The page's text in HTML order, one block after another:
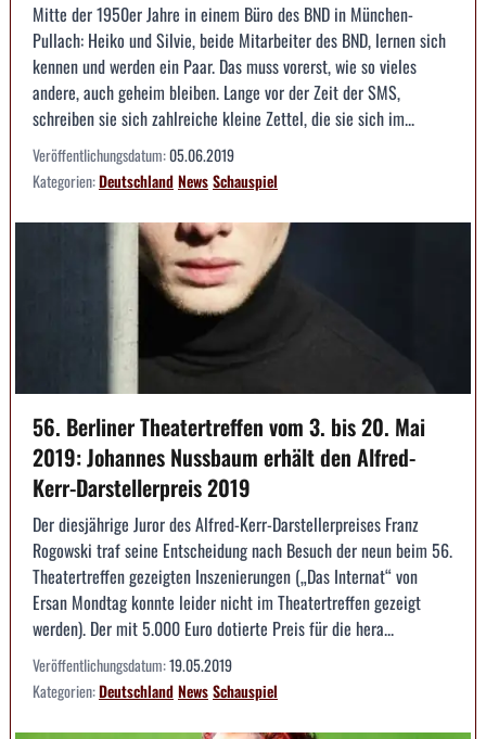
Mitte der 1950er Jahre in einem Büro des BND in München-
Pullach: Heiko und Silvie, beide Mitarbeiter des BND, lernen sich
kennen und werden ein Paar. Das muss vorerst, wie so vieles
andere, auch geheim bleiben. Lange vor der Zeit der SMS,
schreiben sie sich zahlreiche kleine Zettel, die sie sich im...
Veröffentlichungsdatum:05.06.2019
Kategorien:DeutschlandNewsSchauspiel
56. Berliner Theatertreffen vom 3. bis 20. Mai
2019: Johannes Nussbaum erhält den Alfred-
Kerr-Darstellerpreis 2019
Der diesjährige Juror des Alfred-Kerr-Darstellerpreises Franz
Rogowski traf seine Entscheidung nach Besuch der neun beim 56.
Theatertreffen gezeigten Inszenierungen („Das Internat“ von
Ersan Mondtag konnte leider nicht im Theatertreffen gezeigt
werden). Der mit 5.000 Euro dotierte Preis für die hera...
Veröffentlichungsdatum:19.05.2019
Kategorien:DeutschlandNewsSchauspiel